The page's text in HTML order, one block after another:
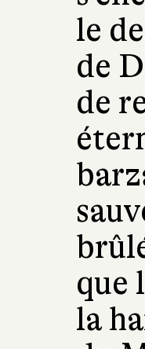
le
de
de
que
la